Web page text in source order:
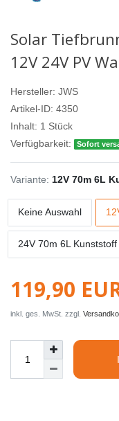
Solar
12V 24V PV
Hersteller: JWS
Artikel-ID: 4350
Inhalt: 1 Stück
Verfügbarkeit:
Sofort
Variante: 12V 70m 6L
Keine Auswahl
24V 70m 6L Kunststoff
119,90
inkl. ges. MwSt. zzgl.